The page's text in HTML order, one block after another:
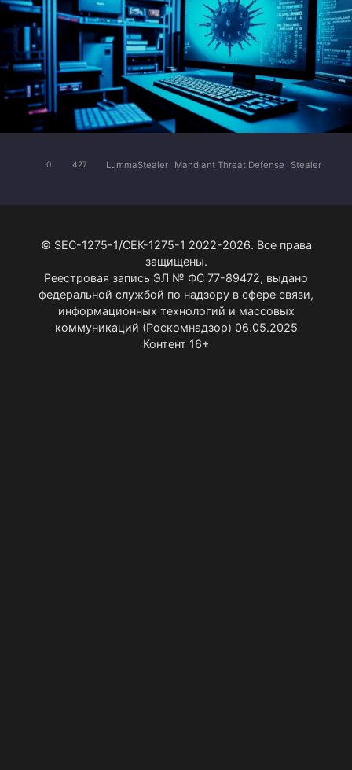
0 427 LummaStealer Mandiant Threat Defense Stealer
© SEC-1275-1/СЕК-1275-1 2022-2026. Все права
защищены.
Реестровая запись ЭЛ № ФС 77-89472, выдано
федеральной службой по надзору в сфере связи,
информационных технологий и массовых
коммуникаций (Роскомнадзор) 06.05.2025
Контент 16+